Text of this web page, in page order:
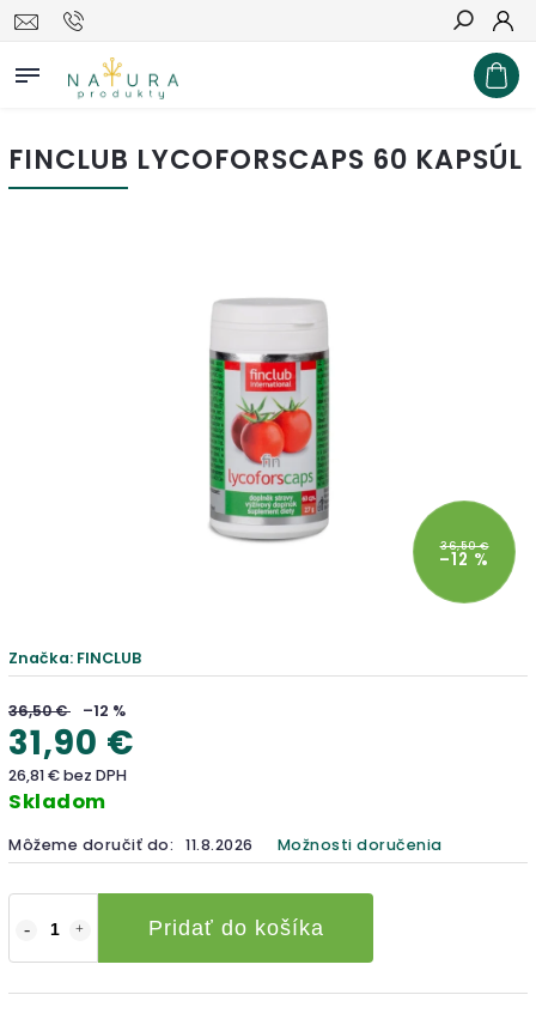
Hľadať
FINCLUB LYCOFORSCAPS 60 KAPSÚL
36,50 €
–12 %
Značka: FINCLUB
36,50 € –12 %
31,90 €
26,81 € bez DPH
Skladom
Môžeme doručiť do: 11.8.2026 Možnosti doručenia
Pridať do košíka